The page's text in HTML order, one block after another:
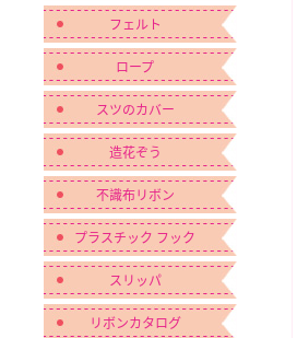
フェルト
ロープ
スツのカバー
造花ぞう
不識布リボン
プラスチック フック
スリッパ
リボンカタログ